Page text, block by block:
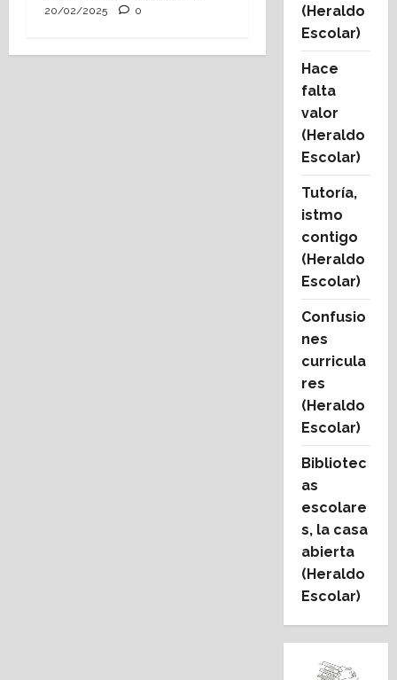
20/02/2025
0
(Heraldo
Escolar)
Hace
falta
valor
(Heraldo
Escolar)
Tutoría,
istmo
contigo
(Heraldo
Escolar)
Confusio
nes
curricula
res
(Heraldo
Escolar)
Bibliotec
as
escolare
s, la casa
abierta
(Heraldo
Escolar)